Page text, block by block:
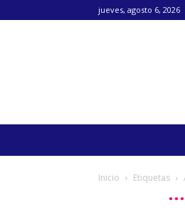
jueves, agosto 6, 2026
Inicio Etiquetas